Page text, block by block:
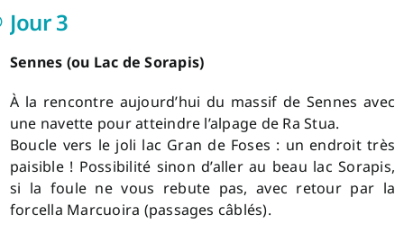
Jour 3
Sennes (ou Lac de Sorapis)
À la rencontre aujourd’hui du massif de Sennes avec
une navette pour atteindre l’alpage de Ra Stua.
Boucle vers le joli lac Gran de Foses : un endroit très
paisible ! Possibilité sinon d’aller au beau lac Sorapis,
si la foule ne vous rebute pas, avec retour par la
forcella Marcuoira (passages câblés).